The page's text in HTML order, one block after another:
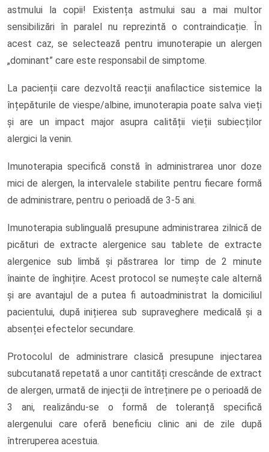
astmului la copii! Existența astmului sau a mai multor
sensibilizări în paralel nu reprezintă o contraindicație. În
acest caz, se selectează pentru imunoterapie un alergen
„dominant” care este responsabil de simptome.
La pacienții care dezvoltă reacții anafilactice sistemice la
înțepăturile de viespe/albine, imunoterapia poate salva vieți
și are un impact major asupra calității vieții subiecților
alergici la venin.
Imunoterapia specifică constă în administrarea unor doze
mici de alergen, la intervalele stabilite pentru fiecare formă
de administrare, pentru o perioadă de 3-5 ani.
Imunoterapia sublinguală presupune administrarea zilnică de
picături de extracte alergenice sau tablete de extracte
alergenice sub limbă și păstrarea lor timp de 2 minute
înainte de înghițire. Acest protocol se numește cale alternă
și are avantajul de a putea fi autoadministrat la domiciliul
pacientului, după inițierea sub supraveghere medicală și a
absenței efectelor secundare.
Protocolul de administrare clasică presupune injectarea
subcutanată repetată a unor cantități crescânde de extract
de alergen, urmată de injecții de întreținere pe o perioadă de
3 ani, realizându-se o formă de toleranță specifică
alergenului care oferă beneficiu clinic ani de zile după
întreruperea acestuia.